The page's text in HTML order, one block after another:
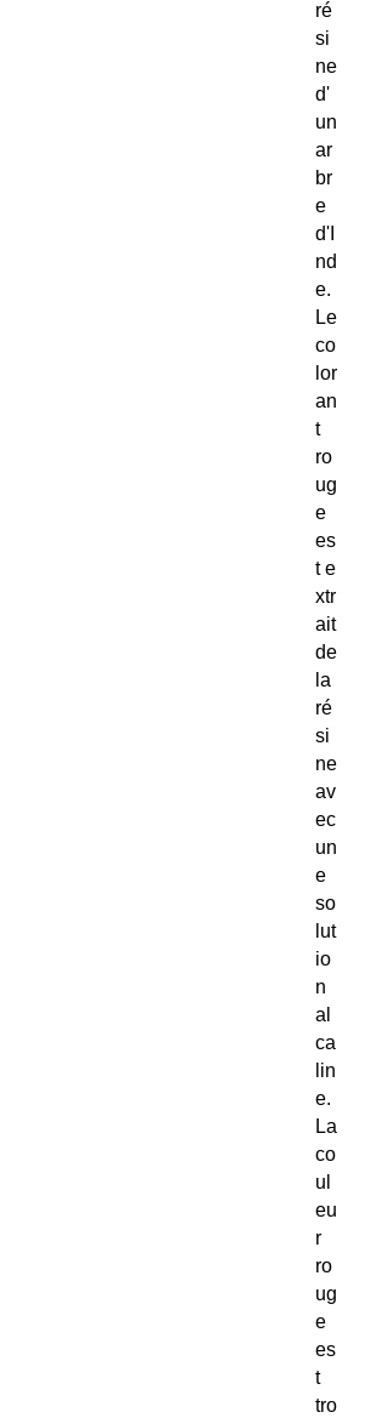
ré
si
ne
d'
un
ar
br
e
d'I
nd
e.
Le
co
lor
an
t
ro
ug
e
es
t e
xtr
ait
de
la
ré
si
ne
av
ec
un
e
so
lut
io
n
al
ca
lin
e.
La
co
ul
eu
r
ro
ug
e
es
t
tro